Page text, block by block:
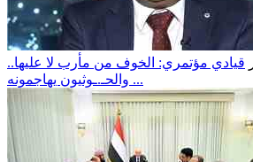
قيادي مؤتمري: الخوف من مأرب لا عليها..
والحـ.ـوثيون يهاجمونه ...